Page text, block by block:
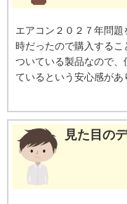
エアコン２０２７年問
時だったので購入する
ついている製品なので
ているという安心感があ
見た目の